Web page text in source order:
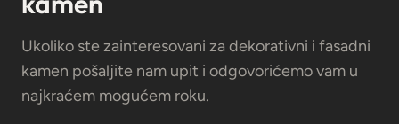
Ukoliko ste zainteresovani za dekorativni i fasadni
kamen pošaljite nam upit i odgovorićemo vam u
najkraćem mogućem roku.